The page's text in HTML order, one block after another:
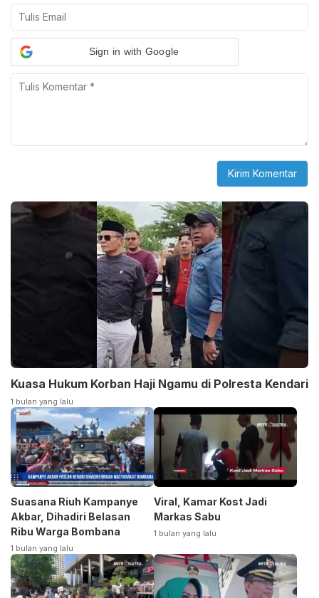
Sign in with Google
Kuasa Hukum Korban Haji Ngamu di Polresta Kendari
1 bulan yang lalu
Suasana Riuh Kampanye
Akbar, Dihadiri Belasan
Ribu Warga Bombana
1 bulan yang lalu
Viral, Kamar Kost Jadi
Markas Sabu
1 bulan yang lalu